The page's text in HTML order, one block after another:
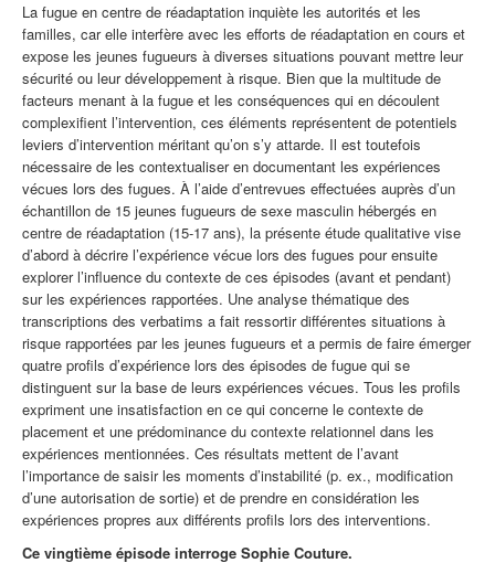
La fugue en centre de réadaptation inquiète les autorités et les
familles, car elle interfère avec les efforts de réadaptation en cours et
expose les jeunes fugueurs à diverses situations pouvant mettre leur
sécurité ou leur développement à risque. Bien que la multitude de
facteurs menant à la fugue et les conséquences qui en découlent
complexifient l’intervention, ces éléments représentent de potentiels
leviers d’intervention méritant qu’on s’y attarde. Il est toutefois
nécessaire de les contextualiser en documentant les expériences
vécues lors des fugues. À l’aide d’entrevues effectuées auprès d’un
échantillon de 15 jeunes fugueurs de sexe masculin hébergés en
centre de réadaptation (15-17 ans), la présente étude qualitative vise
d’abord à décrire l’expérience vécue lors des fugues pour ensuite
explorer l’influence du contexte de ces épisodes (avant et pendant)
sur les expériences rapportées. Une analyse thématique des
transcriptions des verbatims a fait ressortir différentes situations à
risque rapportées par les jeunes fugueurs et a permis de faire émerger
quatre profils d’expérience lors des épisodes de fugue qui se
distinguent sur la base de leurs expériences vécues. Tous les profils
expriment une insatisfaction en ce qui concerne le contexte de
placement et une prédominance du contexte relationnel dans les
expériences mentionnées. Ces résultats mettent de l’avant
l’importance de saisir les moments d’instabilité (p. ex., modification
d’une autorisation de sortie) et de prendre en considération les
expériences propres aux différents profils lors des interventions.
Ce vingtième épisode interroge Sophie Couture.